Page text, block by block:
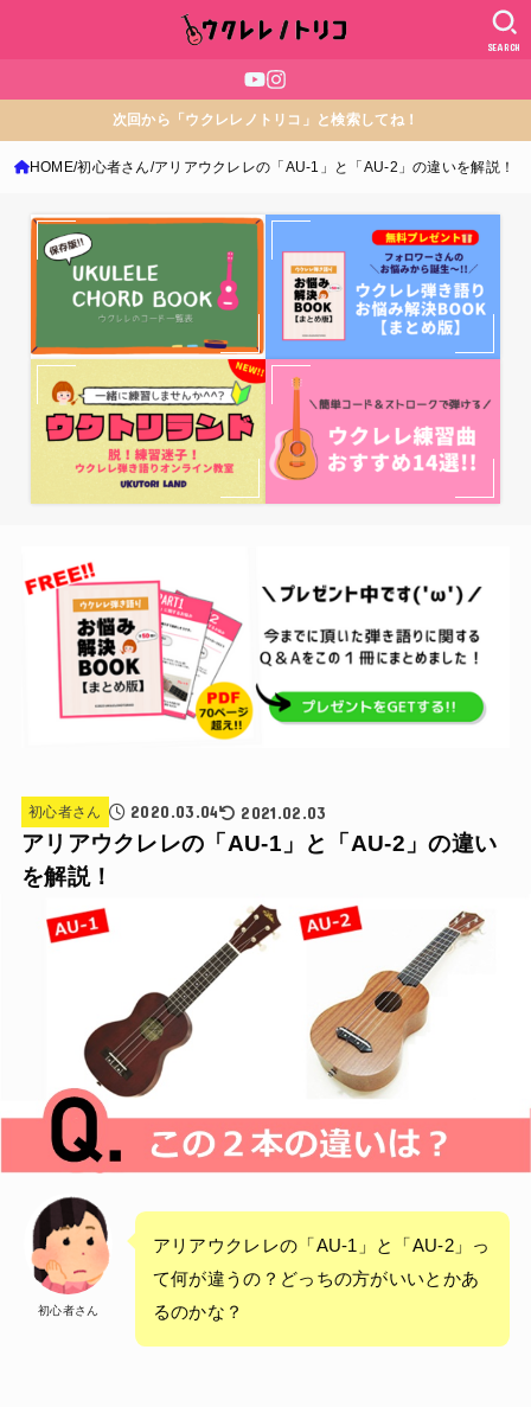
SEARCH
次回から「ウクレレノトリコ」と検索してね！
HOME 初心者さん アリアウクレレの「AU-1」と「AU-2」の違いを解説！
初心者さん 2020.03.04 2021.02.03
アリアウクレレの「AU-1」と「AU-2」の違い
を解説！
初心者さん
アリアウクレレの「AU-1」と「AU-2」っ
て何が違うの？どっちの方がいいとかあ
るのかな？